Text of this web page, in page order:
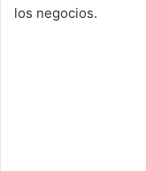
los negocios.